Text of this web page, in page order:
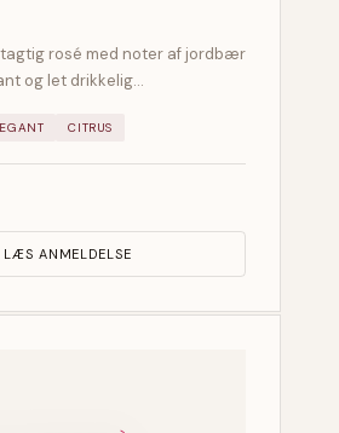
rosé med noter af jordbær
og let drikkelig…
CITRUS
LÆS ANMELDELSE